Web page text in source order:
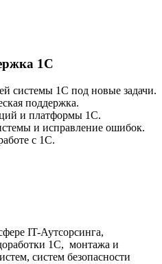
1С
системы 1С под новые задачи.
поддержка.
и платформы 1С.
и исправление ошибок.
с 1С.
IT-Аутсорсинга,
1С, монтажа и
систем безопасности